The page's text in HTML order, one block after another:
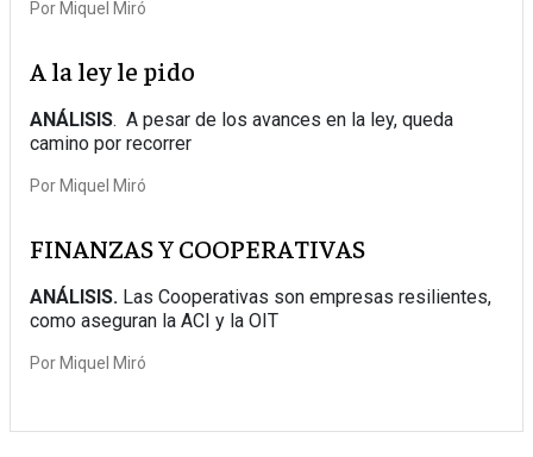
Por Miquel Miró
A la ley le pido
ANÁLISIS. A pesar de los avances en la ley, queda
camino por recorrer
Por Miquel Miró
FINANZAS Y COOPERATIVAS
ANÁLISIS. Las Cooperativas son empresas resilientes,
como aseguran la ACI y la OIT
Por Miquel Miró